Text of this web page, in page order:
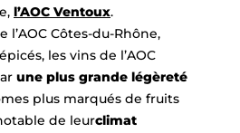
l’AOC Ventoux.
Côtes-du-Rhône,
les vins de l’AOC
une plus grande légèreté
plus marqués de fruits
de leurclimat